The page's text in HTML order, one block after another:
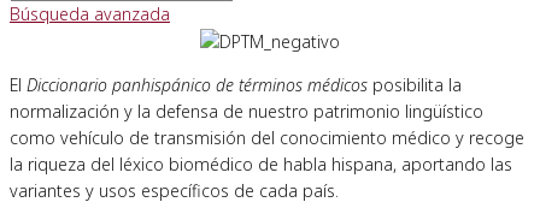
Búsqueda avanzada
El Diccionario panhispánico de términos médicos posibilita la
normalización y la defensa de nuestro patrimonio lingüístico
como vehículo de transmisión del conocimiento médico y recoge
la riqueza del léxico biomédico de habla hispana, aportando las
variantes y usos específicos de cada país.